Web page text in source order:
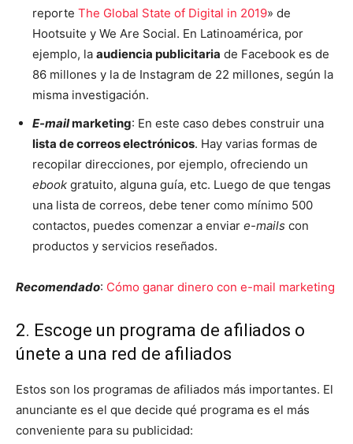
reporte The Global State of Digital in 2019» de
Hootsuite y We Are Social. En Latinoamérica, por
ejemplo, la audiencia publicitaria de Facebook es de
86 millones y la de Instagram de 22 millones, según la
misma investigación.
E-mailmarketing: En este caso debes construir una
lista de correos electrónicos. Hay varias formas de
recopilar direcciones, por ejemplo, ofreciendo un
ebook gratuito, alguna guía, etc. Luego de que tengas
una lista de correos, debe tener como mínimo 500
contactos, puedes comenzar a enviar e-mails con
productos y servicios reseñados.
Recomendado: Cómo ganar dinero con e-mail marketing
2. Escoge un programa de afiliados o
únete a una red de afiliados
Estos son los programas de afiliados más importantes. El
anunciante es el que decide qué programa es el más
conveniente para su publicidad: